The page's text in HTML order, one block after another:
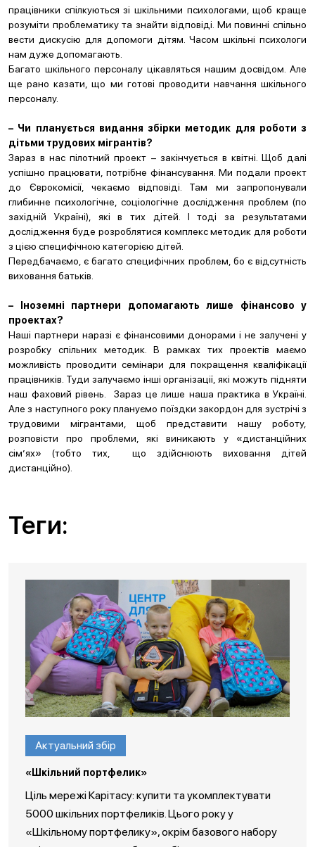
працівники спілкуються зі шкільними психологами, щоб краще
розуміти проблематику та знайти відповіді. Ми повинні спільно
вести дискусію для допомоги дітям. Часом шкільні психологи
нам дуже допомагають.
Багато шкільного персоналу цікавляться нашим досвідом. Але
ще рано казати, що ми готові проводити навчання шкільного
персоналу.
– Чи планується видання збірки методик для роботи з
дітьми трудових мігрантів?
Зараз в нас пілотний проект – закінчується в квітні. Щоб далі
успішно працювати, потрібне фінансування. Ми подали проект
до Єврокомісії, чекаємо відповіді. Там ми запропонували
глибинне психологічне, соціологічне дослідження проблем (по
західній Україні), які в тих дітей. І тоді за результатами
дослідження буде розроблятися комплекс методик для роботи
з цією специфічною категорією дітей.
Передбачаємо, є багато специфічних проблем, бо є відсутність
виховання батьків.
– Іноземні партнери допомагають лише фінансово у
проектах?
Наші партнери наразі є фінансовими донорами і не залучені у
розробку спільних методик. В рамках тих проектів маємо
можливість проводити семінари для покращення кваліфікації
працівників. Туди залучаємо інші організації, які можуть підняти
наш фаховий рівень. Зараз це лише наша практика в Україні.
Але з наступного року плануємо поїздки закордон для зустрічі з
трудовими мігрантами, щоб представити нашу роботу,
розповісти про проблеми, які виникають у «дистанційних
сім’ях» (тобто тих, що здійснюють виховання дітей
дистанційно).
Теги:
Актуальний збір
«Шкільний портфелик»
Ціль мережі Карітасу: купити та укомплектувати
5000 шкільних портфеликів. Цього року у
«Шкільному портфелику», окрім базового набору